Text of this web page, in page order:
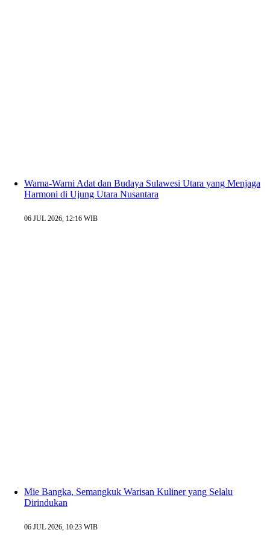
Warna-Warni Adat dan Budaya Sulawesi Utara yang Menjaga
Harmoni di Ujung Utara Nusantara
06 JUL 2026, 12:16 WIB
Mie Bangka, Semangkuk Warisan Kuliner yang Selalu
Dirindukan
06 JUL 2026, 10:23 WIB